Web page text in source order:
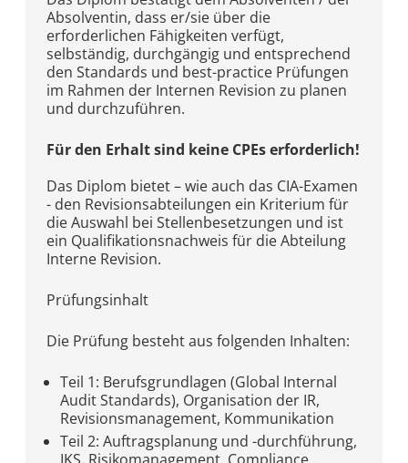
Absolventin, dass er/sie über die
erforderlichen Fähigkeiten verfügt,
selbständig, durchgängig und entsprechend
den Standards und best-practice Prüfungen
im Rahmen der Internen Revision zu planen
und durchzuführen.
Für den Erhalt sind keine CPEs erforderlich!
Das Diplom bietet – wie auch das CIA-Examen
- den Revisionsabteilungen ein Kriterium für
die Auswahl bei Stellenbesetzungen und ist
ein Qualifikationsnachweis für die Abteilung
Interne Revision.
Prüfungsinhalt
Die Prüfung besteht aus folgenden Inhalten:
Teil 1: Berufsgrundlagen (Global Internal
Audit Standards), Organisation der IR,
Revisionsmanagement, Kommunikation
Teil 2: Auftragsplanung und -durchführung,
IKS, Risikomanagement, Compliance